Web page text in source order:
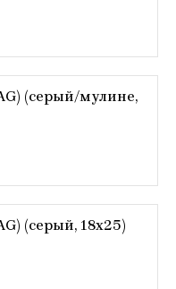
(серый/мулине,
(серый, 18х25)